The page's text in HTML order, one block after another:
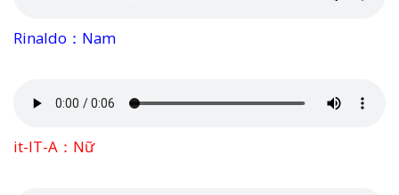
Rinaldo：Nam
it-IT-A：Nữ